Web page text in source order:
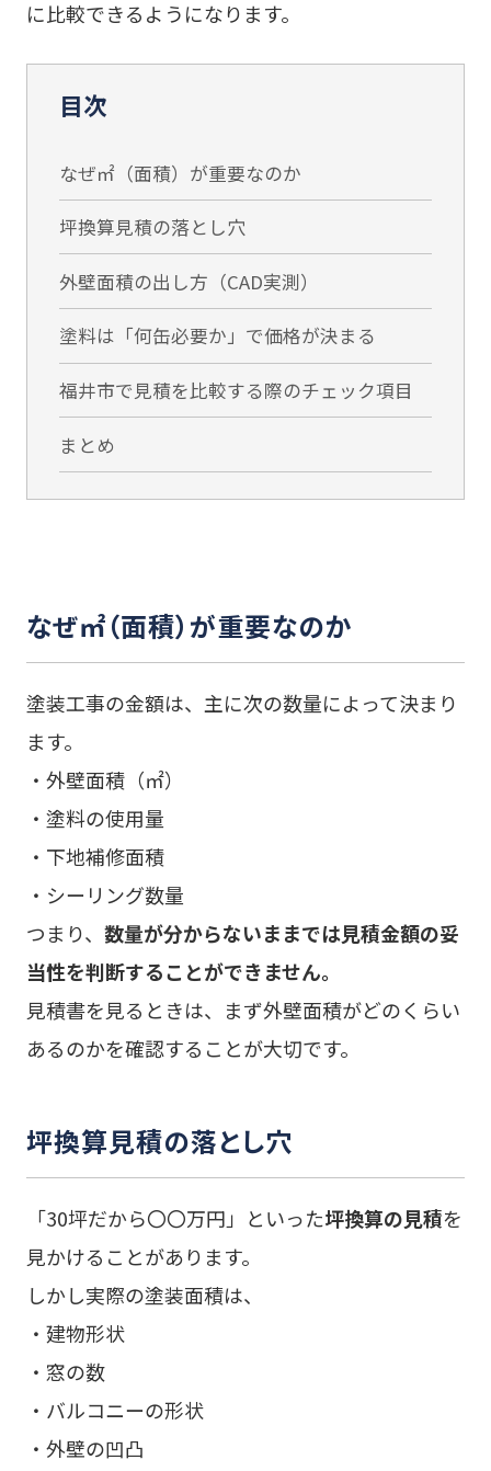
に比較できるようになります。
目次
なぜ㎡（面積）が重要なのか
坪換算見積の落とし穴
外壁面積の出し方（CAD実測）
塗料は「何缶必要か」で価格が決まる
福井市で見積を比較する際のチェック項目
まとめ
なぜ㎡（面積）が重要なのか
塗装工事の金額は、主に次の数量によって決まり
ます。
・外壁面積（㎡）
・塗料の使用量
・下地補修面積
・シーリング数量
つまり、 数量が分からないままでは見積金額の妥
当性を判断することができません。
見積書を見るときは、まず外壁面積がどのくらい
あるのかを確認することが大切です。
坪換算見積の落とし穴
「30坪だから〇〇万円」といった坪換算の見積を
見かけることがあります。
しかし実際の塗装面積は、
・建物形状
・窓の数
・バルコニーの形状
・外壁の凹凸